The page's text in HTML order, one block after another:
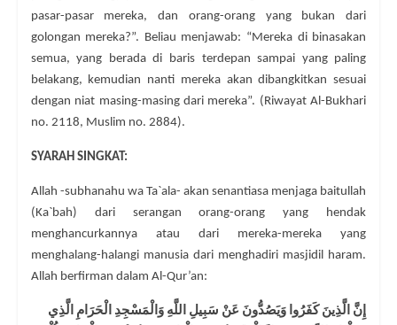
pasar-pasar mereka, dan orang-orang yang bukan dari
golongan mereka?”. Beliau menjawab: “Mereka di binasakan
semua, yang berada di baris terdepan sampai yang paling
belakang, kemudian nanti mereka akan dibangkitkan sesuai
dengan niat masing-masing dari mereka”. (Riwayat Al-Bukhari
no. 2118, Muslim no. 2884).
SYARAH SINGKAT:
Allah -subhanahu wa Ta`ala- akan senantiasa menjaga baitullah
(Ka`bah) dari serangan orang-orang yang hendak
menghancurkannya atau dari mereka-mereka yang
menghalang-halangi manusia dari menghadiri masjidil haram.
Allah berfirman dalam Al-Qur’an:
إِنَّ الَّذِينَ كَفَرُوا وَيَصُدُّونَ عَنْ سَبِيلِ اللَّهِ وَالْمَسْجِدِ الْحَرَامِ الَّذِي